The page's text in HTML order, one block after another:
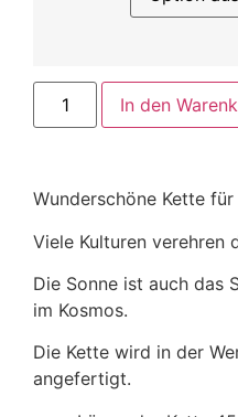
In den
Wunderschöne Kette
Viele Kulturen verehren
Die Sonne ist auch das
im Kosmos.
Die Kette wird in der
angefertigt.